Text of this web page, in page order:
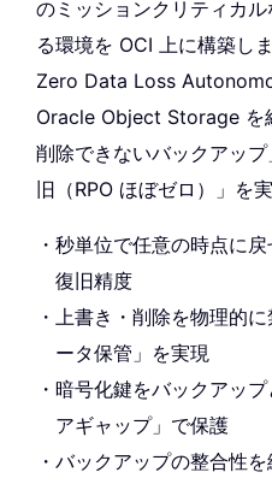
のミッションクリティカ
る環境を OCI 上に構築し
Zero Data Loss
Oracle Object Storage を
削除できないバックアッ
旧（RPO ほぼゼロ）」を
秒単位で任意の時点に
復旧精度
上書き・削除を物理的
ータ保管」を実現
暗号化鍵をバックアッ
アギャップ」で保護
バックアップの整合性